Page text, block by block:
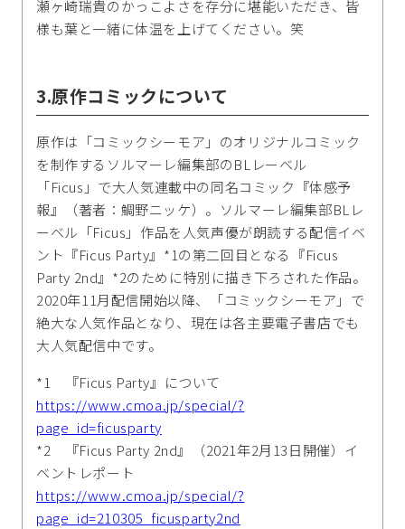
瀬ヶ崎瑞貴のかっこよさを存分に堪能いただき、皆
様も葉と一緒に体温を上げてください。笑
3.原作コミックについて
原作は「コミックシーモア」のオリジナルコミック
を制作するソルマーレ編集部のBLレーベル
「Ficus」で大人気連載中の同名コミック『体感予
報』（著者：鯛野ニッケ）。ソルマーレ編集部BLレ
ーベル「Ficus」作品を人気声優が朗読する配信イベ
ント『Ficus Party』*1の第二回目となる『Ficus
Party 2nd』*2のために特別に描き下ろされた作品。
2020年11月配信開始以降、「コミックシーモア」で
絶大な人気作品となり、現在は各主要電子書店でも
大人気配信中です。
*1 『Ficus Party』について
https://www.cmoa.jp/special/?
page_id=ficusparty
*2 『Ficus Party 2nd』（2021年2月13日開催）イ
ベントレポート
https://www.cmoa.jp/special/?
page_id=210305_ficusparty2nd